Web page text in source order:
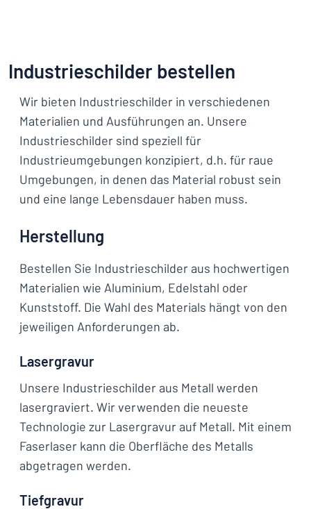
Industrieschilder bestellen
Wir bieten Industrieschilder in verschiedenen
Materialien und Ausführungen an. Unsere
Industrieschilder sind speziell für
Industrieumgebungen konzipiert, d.h. für raue
Umgebungen, in denen das Material robust sein
und eine lange Lebensdauer haben muss.
Herstellung
Bestellen Sie Industrieschilder aus hochwertigen
Materialien wie Aluminium, Edelstahl oder
Kunststoff. Die Wahl des Materials hängt von den
jeweiligen Anforderungen ab.
Lasergravur
Unsere Industrieschilder aus Metall werden
lasergraviert. Wir verwenden die neueste
Technologie zur Lasergravur auf Metall. Mit einem
Faserlaser kann die Oberfläche des Metalls
abgetragen werden.
Tiefgravur